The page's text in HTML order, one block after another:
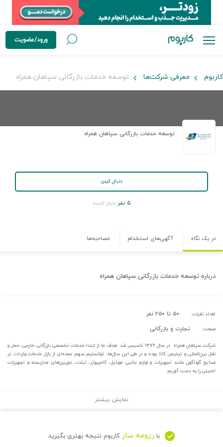
ورود/عضویت
کاربوم معرفی شرکت‌ها توسعه خدمات بازرگانی سپاهان همراه
توسعه خدمات بازرگانی سپاهان همراه
دنبال کردن
۵ نفر دنبال کننده
در یک نگاه آگهی‌های استخدام مصاحبه‌ها
درباره توسعه خدمات بازرگانی سپاهان همراه
تعداد نفرات: ۵۰ تا ۲۵۰ نفر
صنعت: تجارت و بازرگانی
شرکت سپاهان همراه در سال ۱۳۷۶ تاسیس شد. هدف ما از ابتدا خدمات تخصصی بازرگانی خارجی، حمل و
نقل بین‌المللی و ترخیص کالا بوده و در طی این سال­‌ها، توانستیم سهم عمده­‌ای از بازار خدمات واردات در
صنایع گوناگون مانند تجهیزات و لوازم جانبی موبایل، کامپیوتر، تبلت، دوربین­‌های مداربسته و تجهیزات
امنیتی را به دست آوریم.
نمایش بیشتر
با رزومه ساز کاربوم نتیجه بهتری بگیرید